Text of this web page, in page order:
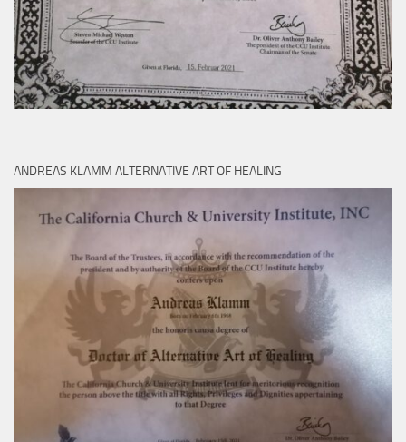
ANDREAS KLAMM ALTERNATIVE ART OF HEALING